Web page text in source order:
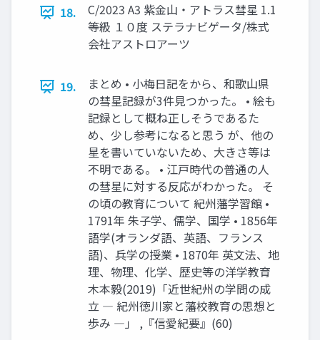
18.
C/2023 A3 紫金山・アトラス彗星 1.1
等級 １０度 ステラナビゲータ/株式
会社アストロアーツ
19.
まとめ • 小梅日記をから、和歌山県
の彗星記録が3件見つかった。 • 絵も
記録として概ね正しそうであるた
め、少し参考になると思う が、他の
星を書いていないため、大きさ等は
不明である。 • 江戸時代の普通の人
の彗星に対する反応がわかった。 そ
の頃の教育について 紀州藩学習館 •
1791年 朱子学、儒学、国学 • 1856年
語学(オランダ語、英語、フランス
語)、兵学の授業 • 1870年 英文法、地
理、物理、化学、歴史等の洋学教育
木本毅(2019)「近世紀州の学問の成
立 ― 紀州徳川家と藩校教育の思想と
歩み ―」 ,『信愛紀要』(60)